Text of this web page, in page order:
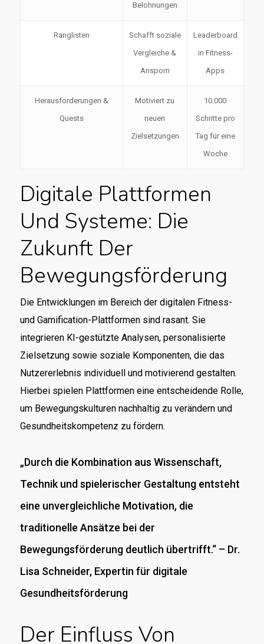
Belohnungen
Ranglisten
Schafft soziale
Vergleiche &
Ansporn
Leaderboard
in Fitness-
Apps
Herausforderungen &
Quests
Motiviert zu
neuen
Zielsetzungen
10.000
Schritte pro
Tag für eine
Woche
Digitale Plattformen
Und Systeme: Die
Zukunft Der
Bewegungsförderung
Die Entwicklungen im Bereich der digitalen Fitness-
und Gamification-Plattformen sind rasant. Sie
integrieren KI-gestützte Analysen, personalisierte
Zielsetzung sowie soziale Komponenten, die das
Nutzererlebnis individuell und motivierend gestalten.
Hierbei spielen Plattformen eine entscheidende Rolle,
um Bewegungskulturen nachhaltig zu verändern und
Gesundheitskompetenz zu fördern.
„Durch die Kombination aus Wissenschaft,
Technik und spielerischer Gestaltung entsteht
eine unvergleichliche Motivation, die
traditionelle Ansätze bei der
Bewegungsförderung deutlich übertrifft.“ – Dr.
Lisa Schneider, Expertin für digitale
Gesundheitsförderung
Der Einfluss Von